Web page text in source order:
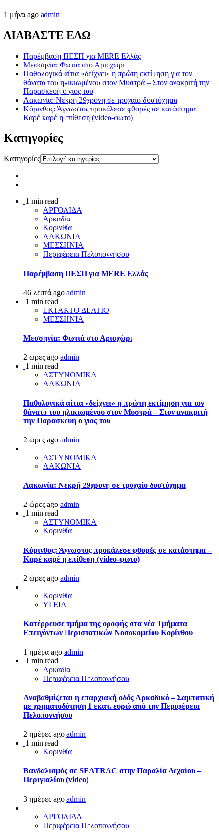
1 μήνα ago admin
ΔΙΑΒΑΣΤΕ ΕΔΩ
Παρέμβαση ΠΕΣΠ για MERE Ελλάς
Μεσσηνία: Φωτιά στο Αριοχώρι
Παθολογικά αίτια «δείχνει» η πρώτη εκτίμηση για τον
θάνατο του ηλικιωμένου στον Μυστρά – Στον ανακριτή την
Παρασκευή ο γιος του
Λακωνία: Νεκρή 29χρονη σε τροχαίο δυστύχημα
Κόρινθος: Άγνωστος προκάλεσε φθορές σε κατάστημα –
Καρέ καρέ η επίθεση (video-φωτο)
Kατηγορίες
Kατηγορίες
1 min read
ΑΡΓΟΛΙΔΑ
Αρκαδία
Κορινθία
ΛΑΚΩΝΙΑ
ΜΕΣΣΗΝΙΑ
Περιφέρεια Πελοποννήσου
Παρέμβαση ΠΕΣΠ για MERE Ελλάς
46 λεπτά ago admin
1 min read
ΕΚΤΑΚΤΟ ΔΕΛΤΙΟ
ΜΕΣΣΗΝΙΑ
Μεσσηνία: Φωτιά στο Αριοχώρι
2 ώρες ago admin
1 min read
ΑΣΤΥΝΟΜΙΚΑ
ΛΑΚΩΝΙΑ
Παθολογικά αίτια «δείχνει» η πρώτη εκτίμηση για τον
θάνατο του ηλικιωμένου στον Μυστρά – Στον ανακριτή
την Παρασκευή ο γιος του
2 ώρες ago admin
ΑΣΤΥΝΟΜΙΚΑ
ΛΑΚΩΝΙΑ
Λακωνία: Νεκρή 29χρονη σε τροχαίο δυστύχημα
2 ώρες ago admin
1 min read
ΑΣΤΥΝΟΜΙΚΑ
Κορινθία
Κόρινθος: Άγνωστος προκάλεσε φθορές σε κατάστημα –
Καρέ καρέ η επίθεση (video-φωτο)
2 ώρες ago admin
Κορινθία
ΥΓΕΙΑ
Kατέρρευσε τμήμα της οροφής στα νέα Τμήματα
Επειγόντων Περιστατικών Νοσοκομείου Κορίνθου
1 ημέρα ago admin
1 min read
Αρκαδία
Περιφέρεια Πελοποννήσου
Αναβαθμίζεται η επαρχιακή οδός Αρκαδικό – Σαμπατική
με χρηματοδότηση 1 εκατ. ευρώ από την Περιφέρεια
Πελοποννήσου
2 ημέρες ago admin
1 min read
Κορινθία
Βανδαλισμός σε SEATRAC στην Παραλία Λεχαίου –
Περιγιαλίου (video)
3 ημέρες ago admin
ΑΡΓΟΛΙΔΑ
Περιφέρεια Πελοποννήσου